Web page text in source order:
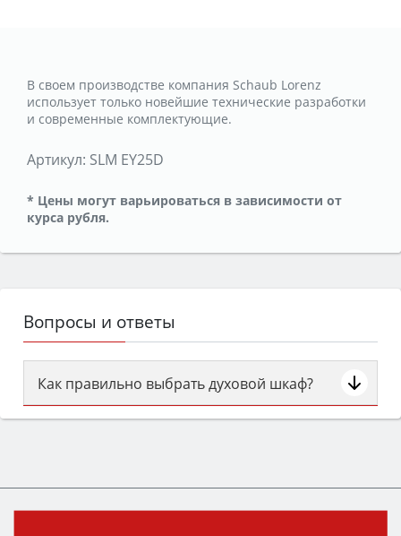
В своем производстве компания Schaub Lorenz
использует только новейшие технические разработки
и современные комплектующие.
Артикул: SLM EY25D
* Цены могут варьироваться в зависимости от
курса рубля.
Вопросы и ответы
Как правильно выбрать духовой шкаф?
Сначала определитесь с типом (газовый или
класс энергопотребления не ниже A и нужные